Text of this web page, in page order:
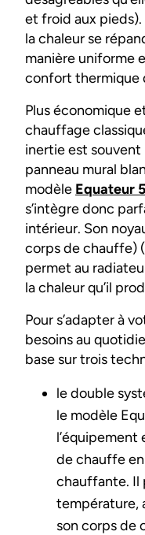
et froid aux
la chaleur se
manière uniforme
confort thermique
Plus économique
chauffage
inertie est souvent
panneau mural
modèle Equateur
s’intègre donc
intérieur. Son
corps de chauffe)
permet au
la chaleur qu’il
Pour s’adapter à
besoins au
base sur trois
le double
le modèle
l’équipement
de chauffe
chauffante. Il
température,
son corps de